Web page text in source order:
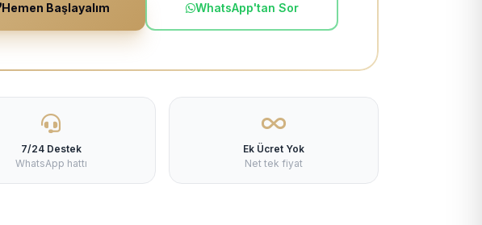
Hemen Başlayalım WhatsApp'tan Sor
7/24 Destek
WhatsApp hattı
Ek Ücret Yok
Net tek fiyat